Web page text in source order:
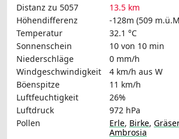
Distanz zu 5057
13.5 km
Höhendifferenz
-128m (509
Temperatur
32.1 °C
Sonnenschein
10 von 10 min
Niederschläge
0 mm/h
Windgeschwindigkeit
4 km/h aus W
Böenspitze
11 km/h
Luftfeuchtigkeit
26%
Luftdruck
972 hPa
Pollen
Erle, Birke, Gräser
Ambrosia